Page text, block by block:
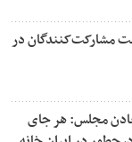
مشارکت‌کنندگان در
مجلس: هر جای